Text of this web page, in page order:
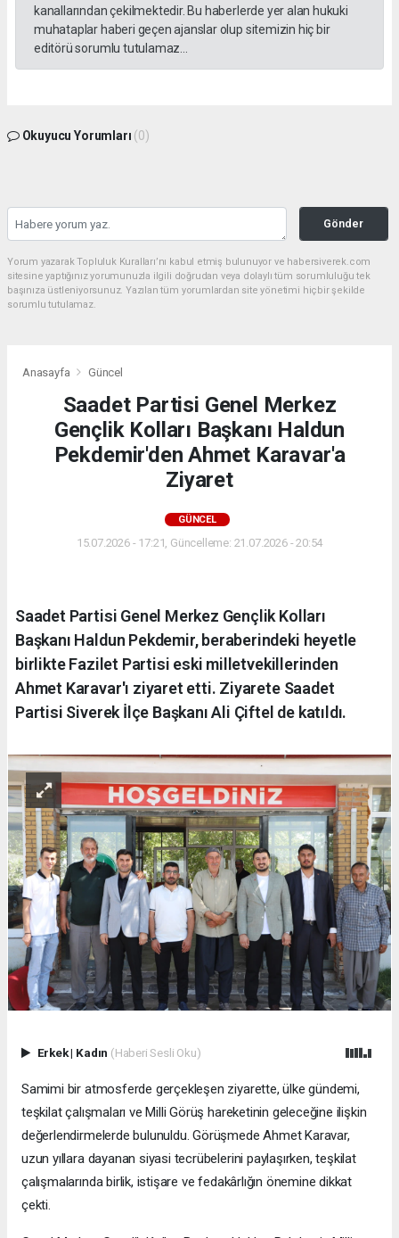
kanallarından çekilmektedir. Bu haberlerde yer alan hukuki
muhataplar haberi geçen ajanslar olup sitemizin hiç bir
editörü sorumlu tutulamaz...
Okuyucu Yorumları (0)
Gönder
Yorum yazarak Topluluk Kuralları’nı kabul etmiş bulunuyor ve habersiverek.com
sitesine yaptığınız yorumunuzla ilgili doğrudan veya dolaylı tüm sorumluluğu tek
başınıza üstleniyorsunuz. Yazılan tüm yorumlardan site yönetimi hiçbir şekilde
sorumlu tutulamaz.
Anasayfa Güncel
Saadet Partisi Genel Merkez
Gençlik Kolları Başkanı Haldun
Pekdemir'den Ahmet Karavar'a
Ziyaret
GÜNCEL
15.07.2026 - 17:21, Güncelleme: 21.07.2026 - 20:54
Saadet Partisi Genel Merkez Gençlik Kolları
Başkanı Haldun Pekdemir, beraberindeki heyetle
birlikte Fazilet Partisi eski milletvekillerinden
Ahmet Karavar'ı ziyaret etti. Ziyarete Saadet
Partisi Siverek İlçe Başkanı Ali Çiftel de katıldı.
Erkek| Kadın (Haberi Sesli Oku)
Samimi bir atmosferde gerçekleşen ziyarette, ülke gündemi,
teşkilat çalışmaları ve Milli Görüş hareketinin geleceğine ilişkin
değerlendirmelerde bulunuldu. Görüşmede Ahmet Karavar,
uzun yıllara dayanan siyasi tecrübelerini paylaşırken, teşkilat
çalışmalarında birlik, istişare ve fedakârlığın önemine dikkat
çekti.